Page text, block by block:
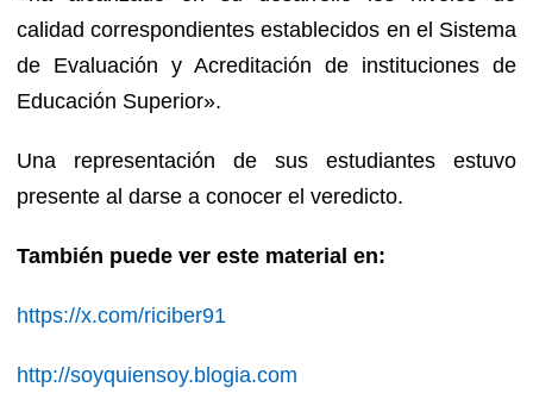
calidad correspondientes establecidos en el Sistema
de Evaluación y Acreditación de instituciones de
Educación Superior».
Una representación de sus estudiantes estuvo
presente al darse a conocer el veredicto.
También puede ver este material en:
https://x.com/riciber91
http://soyquiensoy.blogia.com